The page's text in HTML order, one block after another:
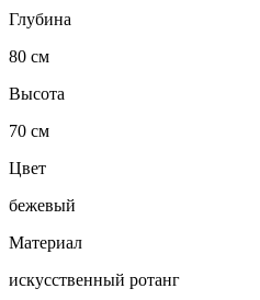
Глубина
80 см
Высота
70 см
Цвет
бежевый
Материал
искусственный ротанг